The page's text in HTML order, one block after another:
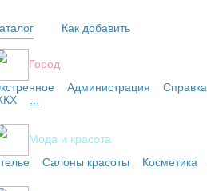
Город
Администрация Справка
Мода и красота
Салоны красоты Косметика
Как добавить